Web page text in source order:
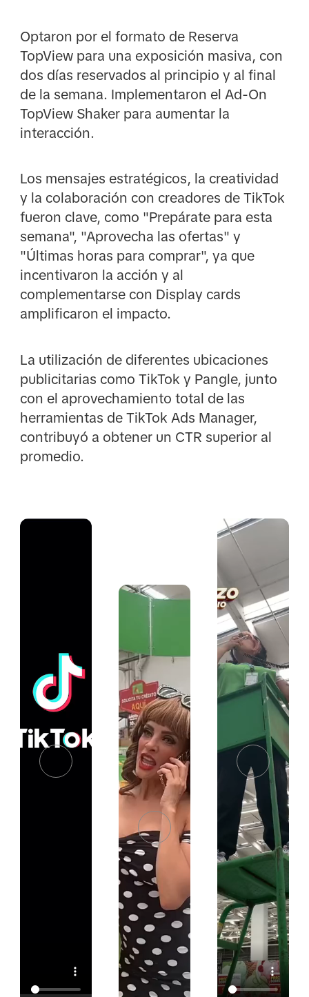
Optaron por el formato de Reserva
TopView para una exposición masiva, con
dos días reservados al principio y al final
de la semana. Implementaron el Ad-On
TopView Shaker para aumentar la
interacción.
Los mensajes estratégicos, la creatividad
y la colaboración con creadores de TikTok
fueron clave, como "Prepárate para esta
semana", "Aprovecha las ofertas" y
"Últimas horas para comprar", ya que
incentivaron la acción y al
complementarse con Display cards
amplificaron el impacto.
La utilización de diferentes ubicaciones
publicitarias como TikTok y Pangle, junto
con el aprovechamiento total de las
herramientas de TikTok Ads Manager,
contribuyó a obtener un CTR superior al
promedio.